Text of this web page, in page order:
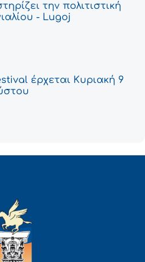
την πολιτιστική
- Lugoj
έρχεται Κυριακή 9